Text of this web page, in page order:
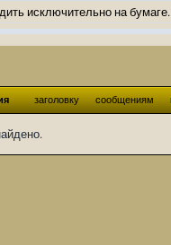
исключительно на бумаге.
и Ангелы из Ада были и
Ангелов из Ада, а в
какие, подскажите
аболетов на бусти:
заголовку сообщениям